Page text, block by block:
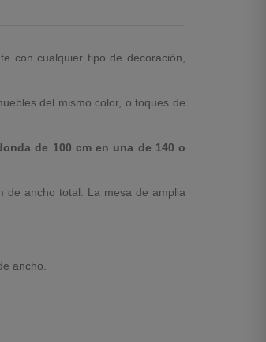
con cualquier tipo de decoración,
del mismo color, o toques de
de 100 cm en una de 140 o
de ancho total. La mesa de amplia
ancho.